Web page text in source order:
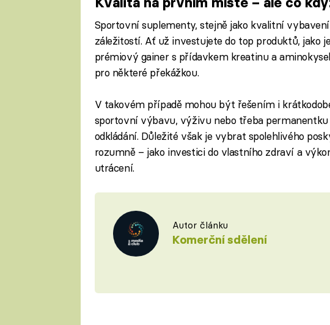
Sportovní suplementy, stejně jako kvalitní
záležitostí. Ať už investujete do top produktů, jako
prémiový gainer s přídavkem kreatinu a
pro některé překážkou.
V takovém případě mohou být řešením i
sportovní výbavu, výživu nebo třeba
odkládání. Důležité však je vybrat spolehlivého
rozumně – jako investici do vlastního zdraví a
utrácení.
Autor článku
Komerční sdělení